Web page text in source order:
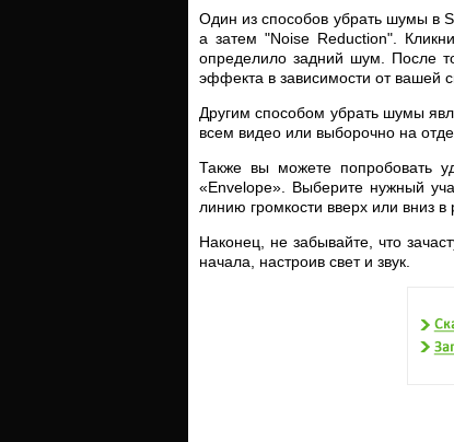
Один из способов убрать шумы в
а затем "Noise Reduction".
определило задний шум. После
эффекта в зависимости от вашей
Другим способом убрать шумы
всем видео или выборочно на
Также вы можете попробовать
«Envelope». Выберите нужный
линию громкости вверх или вниз в
Наконец, не забывайте, что
начала, настроив свет и звук.